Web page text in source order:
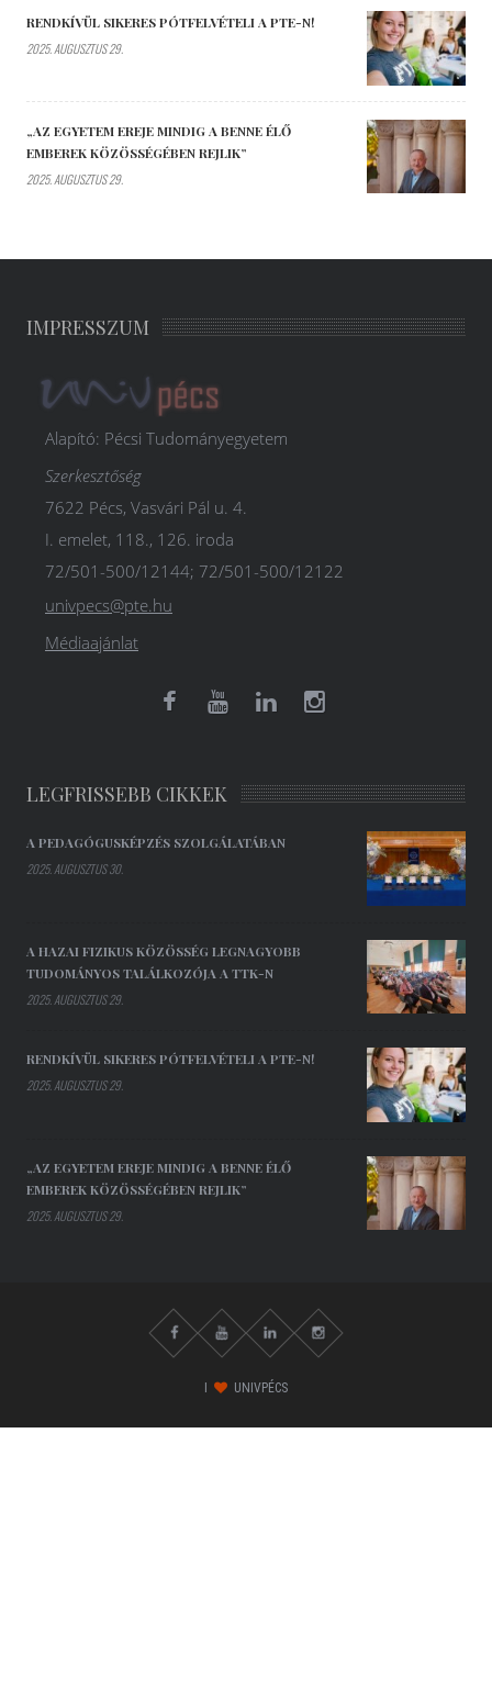
RENDKÍVÜL SIKERES PÓTFELVÉTELI A PTE-N!
2025. AUGUSZTUS 29.
„AZ EGYETEM EREJE MINDIG A BENNE ÉLŐ
EMBEREK KÖZÖSSÉGÉBEN REJLIK”
2025. AUGUSZTUS 29.
IMPRESSZUM
Alapító: Pécsi Tudományegyetem
Szerkesztőség
7622 Pécs, Vasvári Pál u. 4.
I. emelet, 118., 126. iroda
72/501-500/12144; 72/501-500/12122
univpecs@pte.hu
Médiaajánlat
LEGFRISSEBB CIKKEK
A PEDAGÓGUSKÉPZÉS SZOLGÁLATÁBAN
2025. AUGUSZTUS 30.
A HAZAI FIZIKUS KÖZÖSSÉG LEGNAGYOBB
TUDOMÁNYOS TALÁLKOZÓJA A TTK-N
2025. AUGUSZTUS 29.
RENDKÍVÜL SIKERES PÓTFELVÉTELI A PTE-N!
2025. AUGUSZTUS 29.
„AZ EGYETEM EREJE MINDIG A BENNE ÉLŐ
EMBEREK KÖZÖSSÉGÉBEN REJLIK”
2025. AUGUSZTUS 29.
UNIVPÉCS